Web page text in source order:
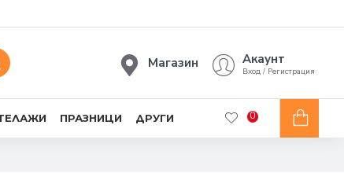
Магазин Акаунт
Вход / Регистрация
ПРАЗНИЦИ ДРУГИ 0